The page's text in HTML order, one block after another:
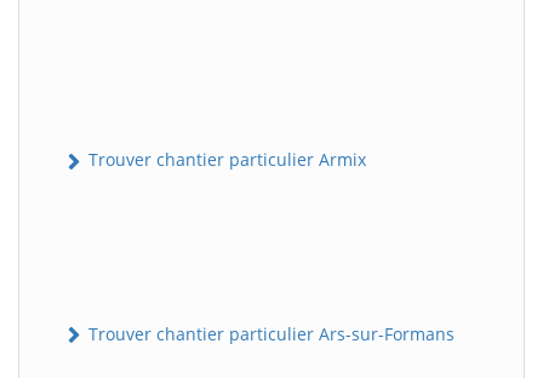
Trouver chantier particulier Armix
Trouver chantier particulier Ars-sur-Formans